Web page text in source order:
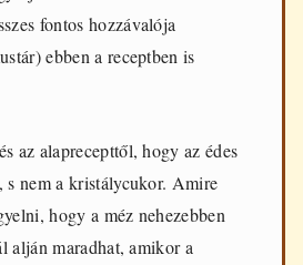
fontos hozzávalója
ebben a receptben is
az alaprecepttől, hogy az édes
s nem a kristálycukor. Amire
hogy a méz nehezebben
alján maradhat, amikor a